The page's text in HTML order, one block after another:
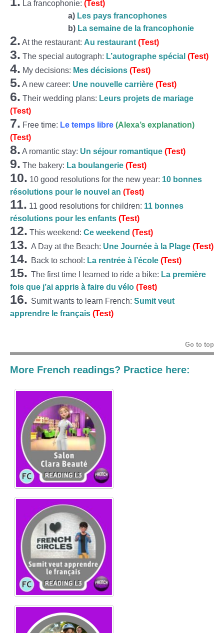
La francophonie: (Test)
a) Les pays francophones
b) La semaine de la francophonie
2. At the restaurant: Au restaurant (Test)
3. The special autograph: L’autographe spécial (Test)
4. My decisions: Mes décisions (Test)
5. A new career: Une nouvelle carrière (Test)
6. Their wedding plans: Leurs projets de mariage
(Test)
7. Free time: Le temps libre (Alexa’s explanation)
(Test)
8. A romantic stay: Un séjour romantique (Test)
9. The bakery: La boulangerie (Test)
10. 10 good resolutions for the new year: 10 bonnes
résolutions pour le nouvel an (Test)
11. 11 good resolutions for children: 11 bonnes
résolutions pour les enfants (Test)
12. This weekend: Ce weekend (Test)
13. A Day at the Beach: Une Journée à la Plage (Test)
14. Back to school: La rentrée à l’école (Test)
15. The first time I learned to ride a bike: La première
fois que j’ai appris à faire du vélo (Test)
16. Sumit wants to learn French: Sumit veut
apprendre le français (Test)
Go to top
More French readings? Practice here: